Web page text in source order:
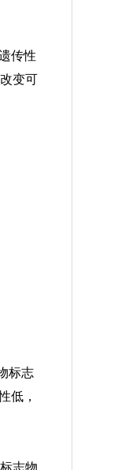
传性
变可
标志
低，